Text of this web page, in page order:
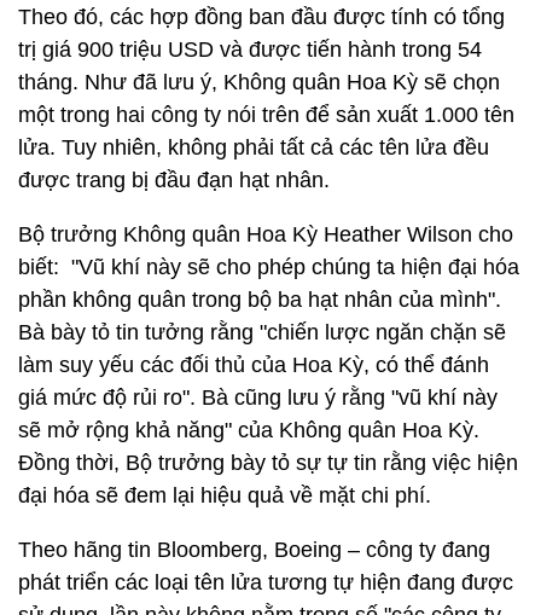
Theo đó, các hợp đồng ban đầu được tính có tổng
trị giá 900 triệu USD và được tiến hành trong 54
tháng. Như đã lưu ý, Không quân Hoa Kỳ sẽ chọn
một trong hai công ty nói trên để sản xuất 1.000 tên
lửa. Tuy nhiên, không phải tất cả các tên lửa đều
được trang bị đầu đạn hạt nhân.
Bộ trưởng Không quân Hoa Kỳ Heather Wilson cho
biết: "Vũ khí này sẽ cho phép chúng ta hiện đại hóa
phần không quân trong bộ ba hạt nhân của mình".
Bà bày tỏ tin tưởng rằng "chiến lược ngăn chặn sẽ
làm suy yếu các đối thủ của Hoa Kỳ, có thể đánh
giá mức độ rủi ro". Bà cũng lưu ý rằng "vũ khí này
sẽ mở rộng khả năng" của Không quân Hoa Kỳ.
Đồng thời, Bộ trưởng bày tỏ sự tự tin rằng việc hiện
đại hóa sẽ đem lại hiệu quả về mặt chi phí.
Theo hãng tin Bloomberg, Boeing – công ty đang
phát triển các loại tên lửa tương tự hiện đang được